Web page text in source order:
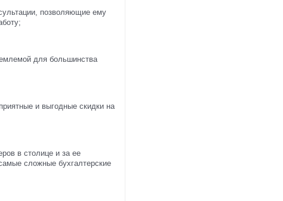
позволяющие ему
для большинства
и выгодные скидки на
в столице и за ее
сложные бухгалтерские